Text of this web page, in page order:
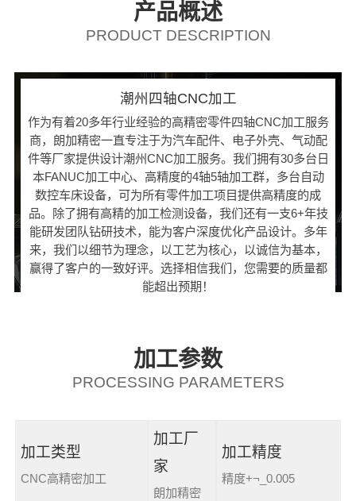
产品概述
PRODUCT DESCRIPTION
潮州四轴CNC加工
作为有着20多年行业经验的高精密零件四轴CNC加工服务
商，朗加精密一直专注于为汽车配件、电子外壳、气动配
件等厂家提供设计潮州CNC加工服务。我们拥有30多台日
本FANUC加工中心、高精度的4轴5轴加工群，多台自动
数控车床设备，可为所有零件加工项目提供高精度的成
品。除了拥有高精的加工检测设备，我们还有一支6+年技
能研发团队钻研技术，能为客户深度优化产品设计。多年
来，我们以细节为理念，以工艺为核心，以诚信为基本，
赢得了客户的一致好评。选择相信我们，您需要的质量都
能超出预期！
加工参数
PROCESSING PARAMETERS
加工类型
CNC高精密加工
加工厂
家
朗加精密
加工精度
精度+¬_0.005